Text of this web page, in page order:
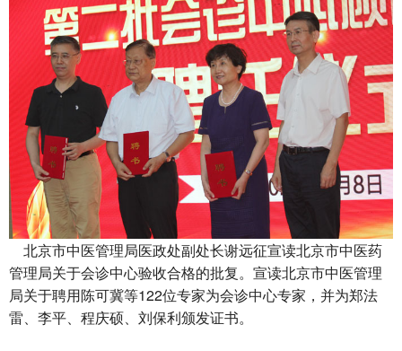
北京市中医管理局医政处副处长谢远征宣读北京市中医药
管理局关于会诊中心验收合格的批复。宣读北京市中医管理
局关于聘用陈可冀等122位专家为会诊中心专家，并为郑法
雷、李平、程庆硕、刘保利颁发证书。